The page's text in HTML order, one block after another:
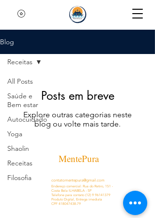
Blog
All Posts
Saúde e
Bem estar
Autocuidado
Yoga
Shaolin
Receitas
Filosofia
Receitas
Posts em breve
Explore outras categorias neste
blog ou volte mais tarde.
MentePura
contatomentepura@gmail.com
Endereço comercial: Rua do Retiro, 151 -
Costa Bela ILHABELA - SP
Telefone para contato (12) 9 96141379
Produto Digital, Entrega imediata
CPF 418047438-79